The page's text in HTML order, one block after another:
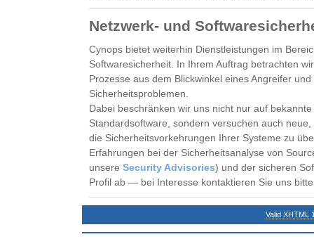
Netzwerk- und
Cynops bietet weiterhin Dienstleistungen im
Softwaresicherheit. In Ihrem Auftrag betrachten
Prozesse aus dem Blickwinkel eines Angreifer
Sicherheitsproblemen.
Dabei beschränken wir uns nicht nur auf
Standardsoftware, sondern versuchen auch
die Sicherheitsvorkehrungen Ihrer Systeme zu
Erfahrungen bei der Sicherheitsanalyse von
unsere Security Advisories) und der sicheren
Profil ab — bei Interesse kontaktieren Sie uns
Valid XHTML